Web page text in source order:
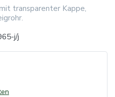
transparenter Kappe,
j/j